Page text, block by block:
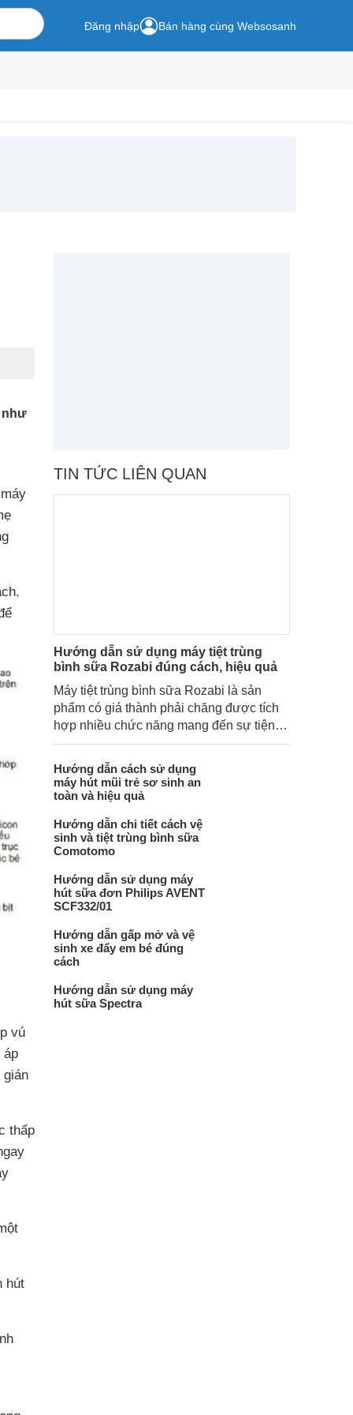
Đăng nhập Bán hàng cùng Websosanh
như
vú
áp
gián
thấp
hút
TIN TỨC LIÊN QUAN
Hướng dẫn sử dụng máy tiệt trùng
bình sữa Rozabi đúng cách, hiệu quả
Máy tiệt trùng bình sữa Rozabi là sản
phẩm có giá thành phải chăng được tích
hợp nhiều chức năng mang đến sự tiện
lợi cho mẹ, an toàn khi sử dụng cho bé!
Hướng dẫn cách sử dụng
máy hút mũi trẻ sơ sinh an
toàn và hiệu quả
Hướng dẫn chi tiết cách vệ
sinh và tiệt trùng bình sữa
Comotomo
Hướng dẫn sử dụng máy
hút sữa đơn Philips AVENT
SCF332/01
Hướng dẫn gấp mở và vệ
sinh xe đẩy em bé đúng
cách
Hướng dẫn sử dụng máy
hút sữa Spectra